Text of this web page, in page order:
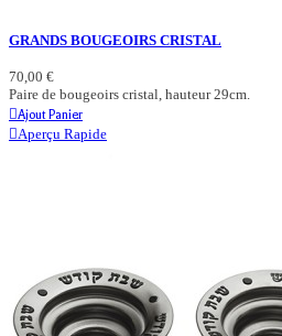
GRANDS BOUGEOIRS CRISTAL
70,00 €
Paire de bougeoirs cristal, hauteur 29cm.
Ajout Panier
Aperçu Rapide